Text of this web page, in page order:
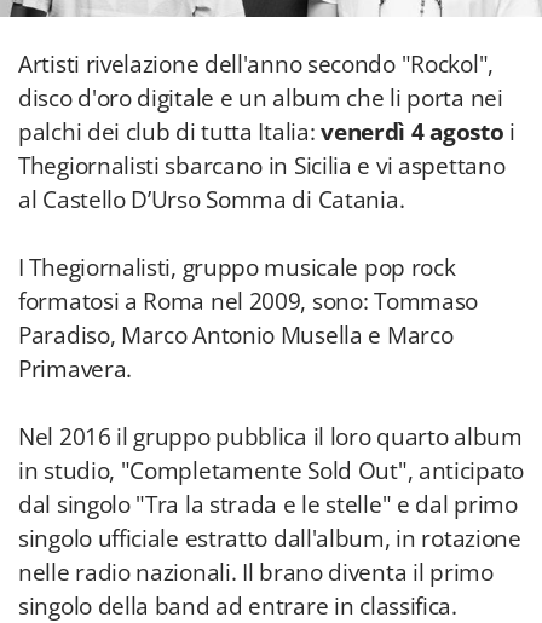
Artisti rivelazione dell'anno secondo "Rockol",
disco d'oro digitale e un album che li porta nei
palchi dei club di tutta Italia:venerdì 4 agosto i
Thegiornalisti sbarcano in Sicilia e vi aspettano
al Castello D’Urso Somma di Catania.
I Thegiornalisti, gruppo musicale pop rock
formatosi a Roma nel 2009, sono: Tommaso
Paradiso, Marco Antonio Musella e Marco
Primavera.
Nel 2016 il gruppo pubblica il loro quarto album
in studio, "Completamente Sold Out", anticipato
dal singolo "Tra la strada e le stelle" e dal primo
singolo ufficiale estratto dall'album, in rotazione
nelle radio nazionali. Il brano diventa il primo
singolo della band ad entrare in classifica.